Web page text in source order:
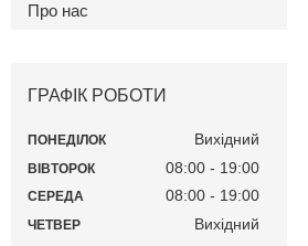
Про нас
ГРАФІК РОБОТИ
ПОНЕДІЛОК Вихідний
ВІВТОРОК 08:00 19:00
СЕРЕДА 08:00 19:00
ЧЕТВЕР Вихідний